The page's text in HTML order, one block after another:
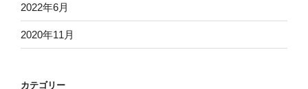
2022年6月
2020年11月
カテゴリー